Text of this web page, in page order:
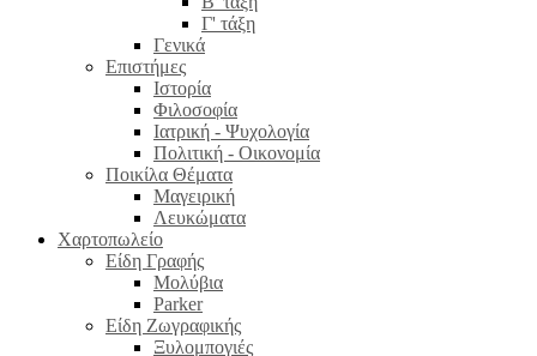
Γ' τάξη
Γενικά
Επιστήμες
Ιστορία
Φιλοσοφία
Ιατρική - Ψυχολογία
Πολιτική - Οικονομία
Ποικίλα Θέματα
Μαγειρική
Λευκώματα
Χαρτοπωλείο
Είδη Γραφής
Μολύβια
Parker
Είδη Ζωγραφικής
Ξυλομπογιές